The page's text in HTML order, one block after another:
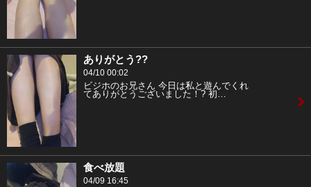
ありがとう??
04/10 00:02
ビジホのお兄さん 今日は私と遊んでくれ
てありがとうございました！? 初…
食べ放題
04/09 16:45